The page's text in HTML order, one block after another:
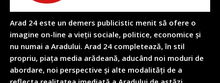
Arad 24 este un demers publicistic menit să ofere o
imagine on-line a vieții sociale, politice, economice și
nu numai a Aradului. Arad 24 completează, în stil
propriu, piața media arădeană, aducând noi moduri de
abordare, noi perspective și alte modalități de a